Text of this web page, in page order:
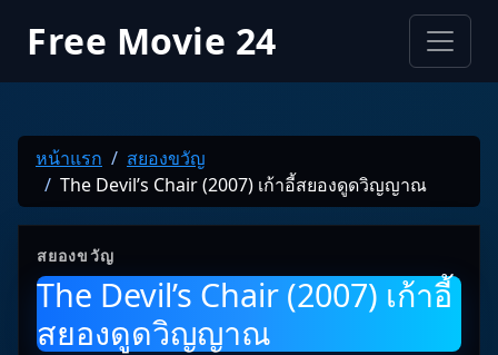
Free Movie 24
หน้าแรก
สยองขวัญ
The Devil’s Chair (2007) เก้าอี้สยองดูดวิญญาณ
สยองขวัญ
The Devil’s Chair (2007) เก้าอี้
สยองดูดวิญญาณ